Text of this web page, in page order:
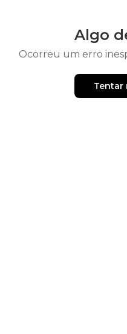
Algo
Ocorreu um erro
Tentar